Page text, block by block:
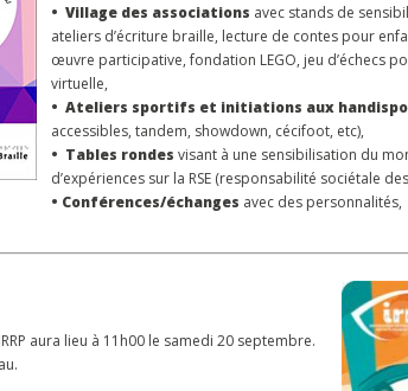
• Village des associations avec stands de
ateliers d’écriture braille, lecture de contes pour
œuvre participative, fondation LEGO, jeu d’échecs
virtuelle,
• Ateliers sportifs et initiations aux
accessibles, tandem, showdown, cécifoot, etc),
• Tables rondes visant à une sensibilisation du
d’expériences sur la RSE (responsabilité sociétale
• Conférences/échanges avec des personnalités,
aura lieu à 11h00 le samedi 20 septembre.